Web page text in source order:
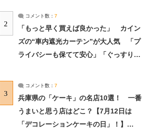
2
コメント数： 7
「もっと早く買えば良かった」 カイン
ズの“車内遮光カーテン”が大人気 「プ
ライバシーも保てて安心」「ぐっすり眠
3
コメント数： 7
兵庫県の「ケーキ」の名店10選！ 一番
うまいと思う店はどこ？【7月12日は
「デコレーションケーキの日」！】